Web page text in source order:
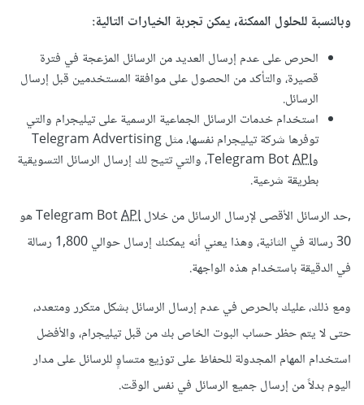
وبالنسبة للحلول الممكنة، يمكن تجربة الخيارات التالية:
الحرص على عدم إرسال العديد من الرسائل المزعجة في فترة
قصيرة، والتأكد من الحصول على موافقة المستخدمين قبل إرسال
الرسائل.
استخدام خدمات الرسائل الجماعية الرسمية على تيليجرام والتي
توفرها شركة تيليجرام نفسها، مثل Telegram Advertising
وTelegram BotAPI
، والتي تتيح لك إرسال الرسائل التسويقية
بطريقة شرعية.
,حد الرسائل الأقصى لإرسال الرسائل من خلال Telegram BotAPI
هو
30 رسالة في الثانية، وهذا يعني أنه يمكنك إرسال حوالي 1,800 رسالة
في الدقيقة باستخدام هذه الواجهة.
ومع ذلك، عليك بالحرص في عدم إرسال الرسائل بشكل متكرر ومتعدد،
حتى لا يتم حظر حساب البوت الخاص بك من قبل تيليجرام، والأفضل
استخدام المهام المجدولة للحفاظ على توزيع متساوٍ للرسائل على مدار
اليوم بدلاً من إرسال جميع الرسائل في نفس الوقت.